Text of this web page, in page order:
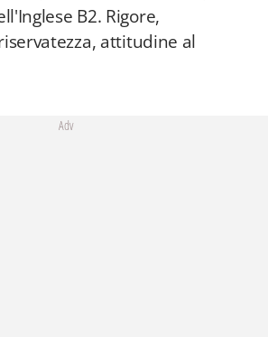
B2. Rigore,
attitudine al
Adv